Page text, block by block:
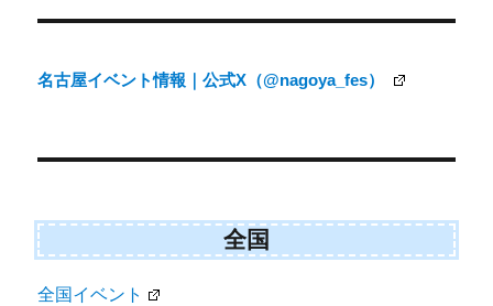
稿
ビ
ー
ョ
ン
名古屋イベント情報｜公式X（@nagoya_fes）
全国
全国イベント